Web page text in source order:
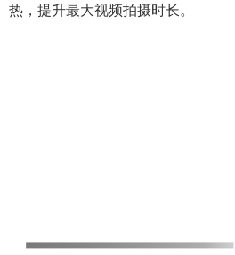
热，提升最大视频拍摄时长。